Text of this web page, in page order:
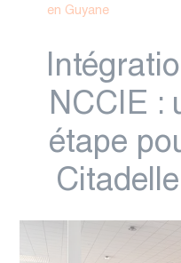
en Guyane
NCCIE :
étape